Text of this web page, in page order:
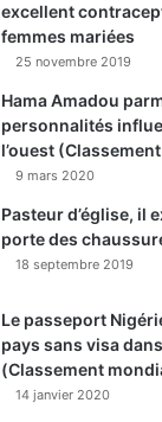
excellent
femmes mariées
25 novembre 2019
Hama Amadou
personnalités
l’ouest
9 mars 2020
Pasteur d’église, il
porte des
18 septembre 2019
Le passeport
pays sans visa
(Classement
14 janvier 2020